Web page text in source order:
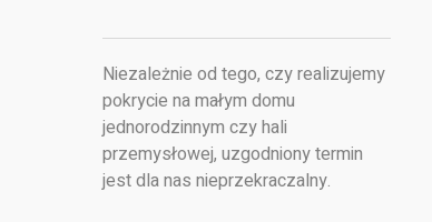
Niezależnie od tego, czy realizujemy
pokrycie na małym domu
jednorodzinnym czy hali
przemysłowej, uzgodniony termin
jest dla nas nieprzekraczalny.